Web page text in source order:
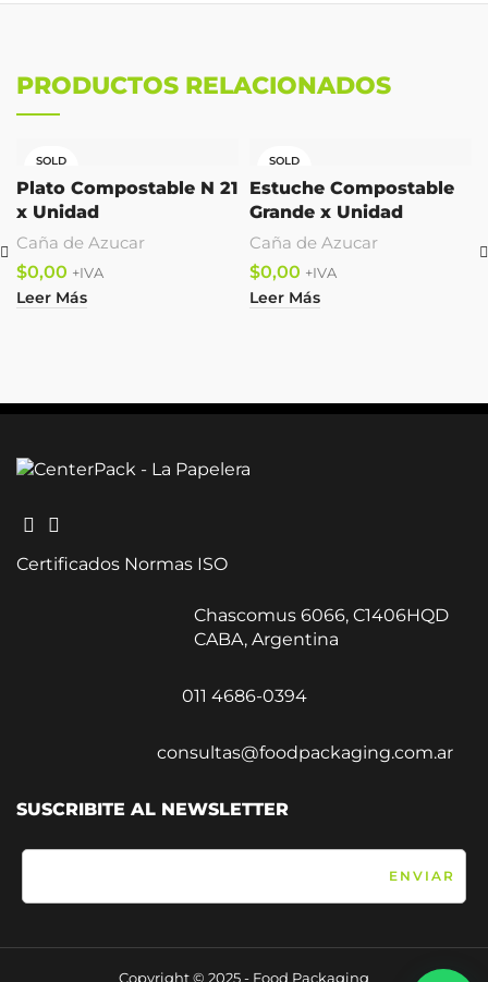
PRODUCTOS RELACIONADOS
SOLD
Plato Compostable N 21
x Unidad
Caña de Azucar
$
Leer Más
SOLD
Estuche Compostable
Grande x Unidad
Caña de Azucar
$
Leer Más
Certificados Normas ISO
Chascomus 6066, C1406HQD
CABA, Argentina
011 4686-0394
consultas@foodpackaging.com.ar
SUSCRIBITE AL NEWSLETTER
Copyright © 2025 - Food Packaging